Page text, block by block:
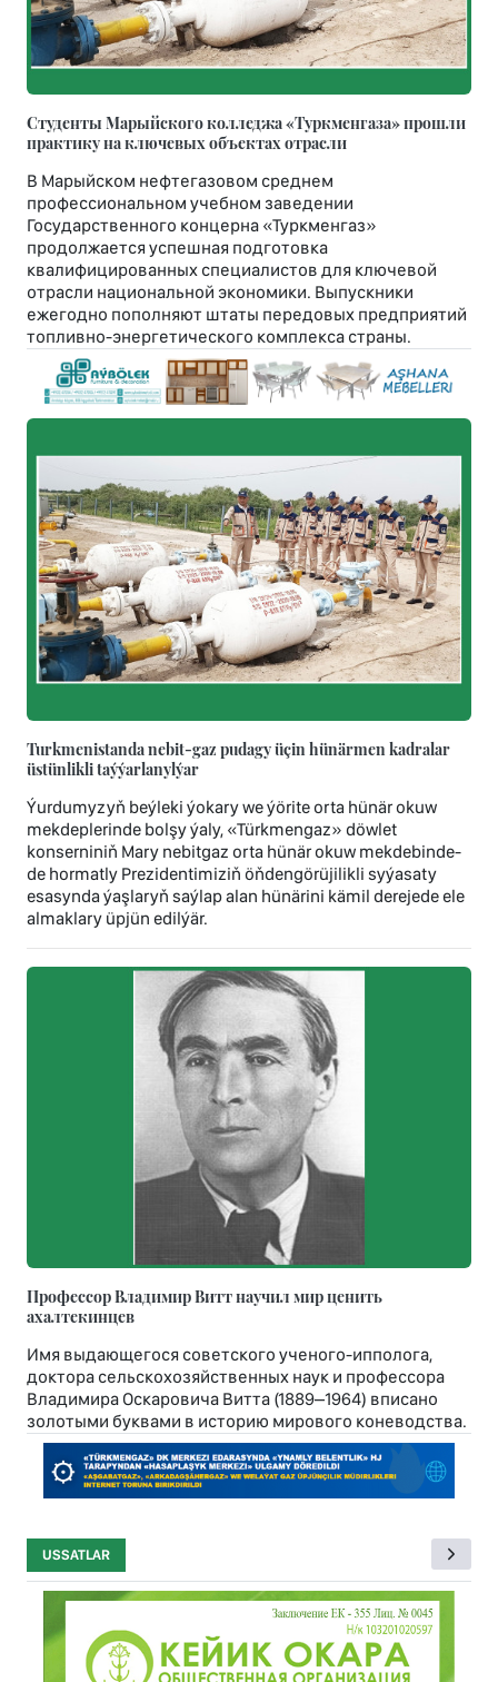
Студенты Марыйского колледжа «Туркменгаза» прошли
практику на ключевых объектах отрасли
В Марыйском нефтегазовом среднем
профессиональном учебном заведении
Государственного концерна «Туркменгаз»
продолжается успешная подготовка
квалифицированных специалистов для ключевой
отрасли национальной экономики. Выпускники
ежегодно пополняют штаты передовых предприятий
топливно-энергетического комплекса страны.
Turkmenistanda nebit-gaz pudagy üçin hünärmen kadralar
üstünlikli taýýarlanylýar
Ýurdumyzyň beýleki ýokary we ýörite orta hünär okuw
mekdeplerinde bolşy ýaly, «Türkmengaz» döwlet
konserniniň Mary nebitgaz orta hünär okuw mekdebinde-
de hormatly Prezidentimiziň öňdengörüjilikli syýasaty
esasynda ýaşlaryň saýlap alan hünärini kämil derejede ele
almaklary üpjün edilýär.
Профессор Владимир Витт научил мир ценить
ахалтекинцев
Имя выдающегося советского ученого-ипполога,
доктора сельскохозяйственных наук и профессора
Владимира Оскаровича Витта (1889–1964) вписано
золотыми буквами в историю мирового коневодства.
USSATLAR